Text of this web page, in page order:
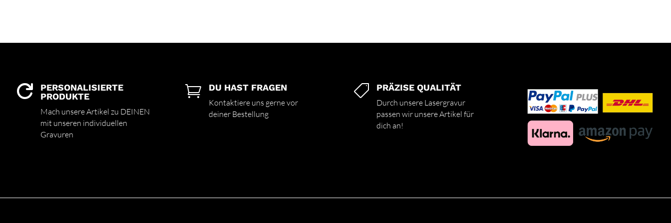

PERSONALISIERTE
PRODUKTE
Mach unsere Artikel zu DEINEN
mit unseren individuellen
Gravuren
 DU HAST FRAGEN
Kontaktiere uns gerne vor
deiner Bestellung
 PRÄZISE QUALITÄT
Durch unsere Lasergravur
passen wir unsere Artikel für
dich an!